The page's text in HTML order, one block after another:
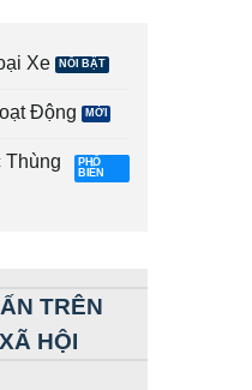
Xe
Động
Thùng
TRÊN
HỘI